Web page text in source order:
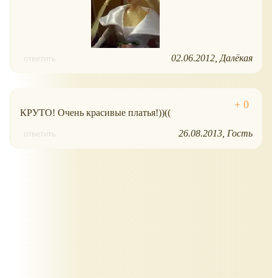
ответить 02.06.2012 Далёкая
КРУТО! Очень красивые платья!))((
ответить 26.08.2013 Гость